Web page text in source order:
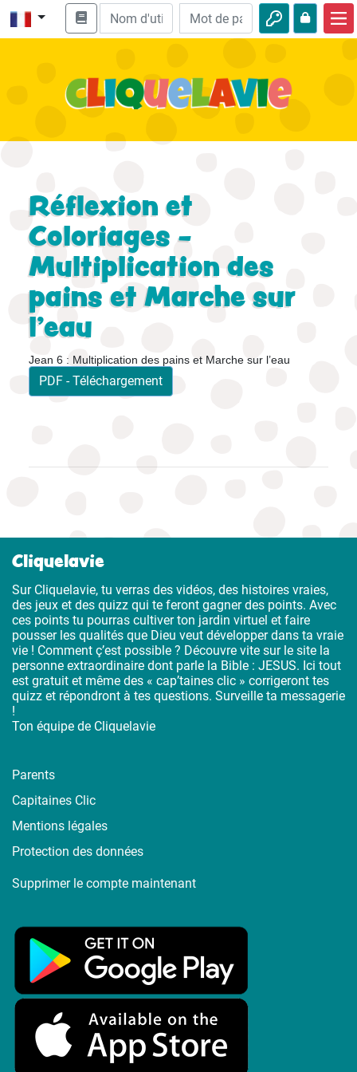
Enseignement biblique
Loisirs
Réflexion et
Coloriages -
Multiplication des
pains et Marche sur
l’eau
Jean 6 : Multiplication des pains et Marche sur l’eau
PDF - Téléchargement
Cliquelavie
Sur Cliquelavie, tu verras des vidéos, des histoires vraies,
des jeux et des quizz qui te feront gagner des points. Avec
ces points tu pourras cultiver ton jardin virtuel et faire
pousser les qualités que Dieu veut développer dans ta vraie
vie ! Comment ç’est possible ? Découvre vite sur le site la
personne extraordinaire dont parle la Bible : JESUS. Ici tout
est gratuit et même des « cap’taines clic » corrigeront tes
quizz et répondront à tes questions. Surveille ta messagerie
!
Ton équipe de Cliquelavie
Parents
Capitaines Clic
Mentions légales
Protection des données
Supprimer le compte maintenant